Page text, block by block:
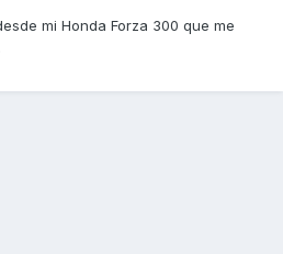
mi Honda Forza 300 que me